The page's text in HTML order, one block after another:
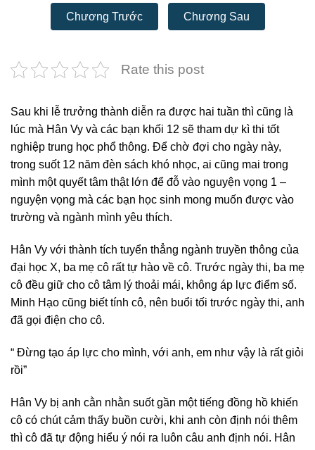
Chương Trước Chương Sau
Rate this post
Sau khi lễ trưởng thành diễn ra được hai tuần thì cũng là
lúc mà Hân Vy và các bạn khối 12 sẽ tham dự kì thi tốt
nghiệp trung học phổ thông. Để chờ đợi cho ngày này,
trong suốt 12 năm đèn sách khó nhọc, ai cũng mai trong
mình một quyết tâm thật lớn để đỗ vào nguyện vọng 1 –
nguyện vọng mà các bạn học sinh mong muốn được vào
trường và ngành mình yêu thích.
Hân Vy với thành tích tuyển thẳng ngành truyền thông của
đại học X, ba mẹ cô rất tự hào về cô. Trước ngày thi, ba mẹ
cô đều giữ cho cô tâm lý thoải mái, không áp lực điểm số.
Minh Hạo cũng biết tính cô, nên buổi tối trước ngày thi, anh
đã gọi điện cho cô.
“ Đừng tạo áp lực cho mình, với anh, em như vậy là rất giỏi
rồi”
Hân Vy bị anh cằn nhằn suốt gần một tiếng đồng hồ khiến
cô có chút cảm thấy buồn cười, khi anh còn định nói thêm
thì cô đã tự động hiểu ý nói ra luôn câu anh định nói. Hân